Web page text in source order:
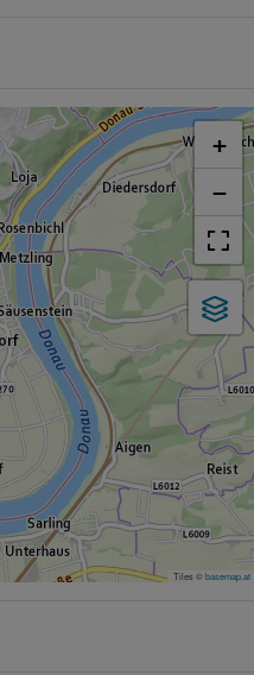
+
−
Tiles ©basemap.at